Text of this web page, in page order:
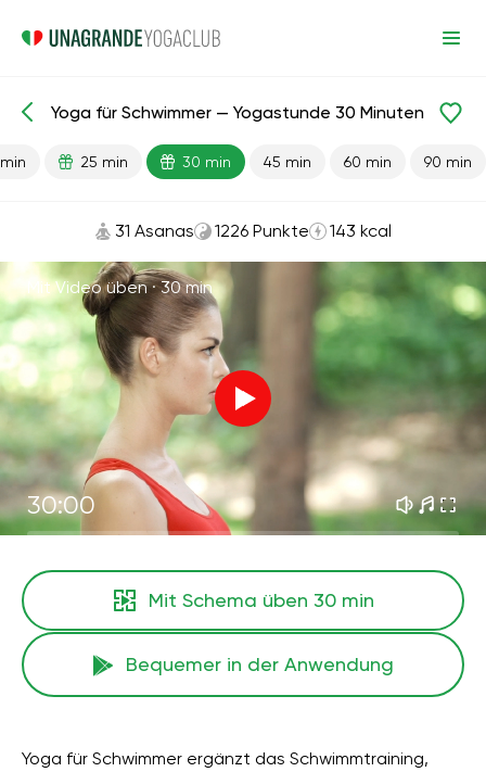
Fertige Lektionen Sport
Yoga für Schwimmer — Yogastunde 30 Minuten
25 min 30 min 45 min 60 min 90 min
31 Asanas 1226 Punkte 143 kcal
Mit Video üben ·30 min
30:00
Mit Schema üben 30 min
Bequemer in der Anwendung
Yoga für Schwimmer ergänzt das Schwimmtraining,